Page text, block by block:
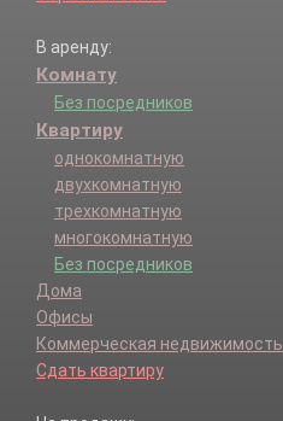
В аренду:
Комнату
Без посредников
Квартиру
однокомнатную
двухкомнатную
трехкомнатную
многокомнатную
Без посредников
Дома
Офисы
Коммерческая недвижимость
Сдать квартиру